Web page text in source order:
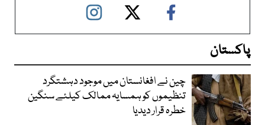
پاکستان
چین نے افغانستان میں موجود دہشتگرد
تنظیموں کو ہمسایہ ممالک کیلئے سنگین
خطرہ قرار دیدیا